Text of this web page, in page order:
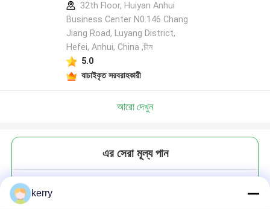
32th Floor, Huiyan Anhui
Business Center N0.146 Chang
Jiang Road, Luyang District,
Hefei, Anhui, China ,চীন
5.0
যাচাইকৃত সরবরাহকারী
আরো দেখুন
এর সেরা মূল্য পান
kerry